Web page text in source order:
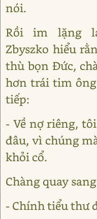
nói.
Rồi im lặng
Zbyszko hiểu
thù bọn Đức,
hơn trái tim
tiếp:
- Về nợ riêng,
đâu, vì chúng
khỏi cổ.
Chàng quay
- Chính tiểu thư